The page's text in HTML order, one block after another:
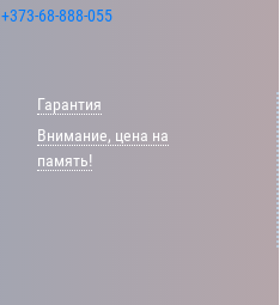
+373-68-888-055
Гарантия
Внимание, цена на
память!